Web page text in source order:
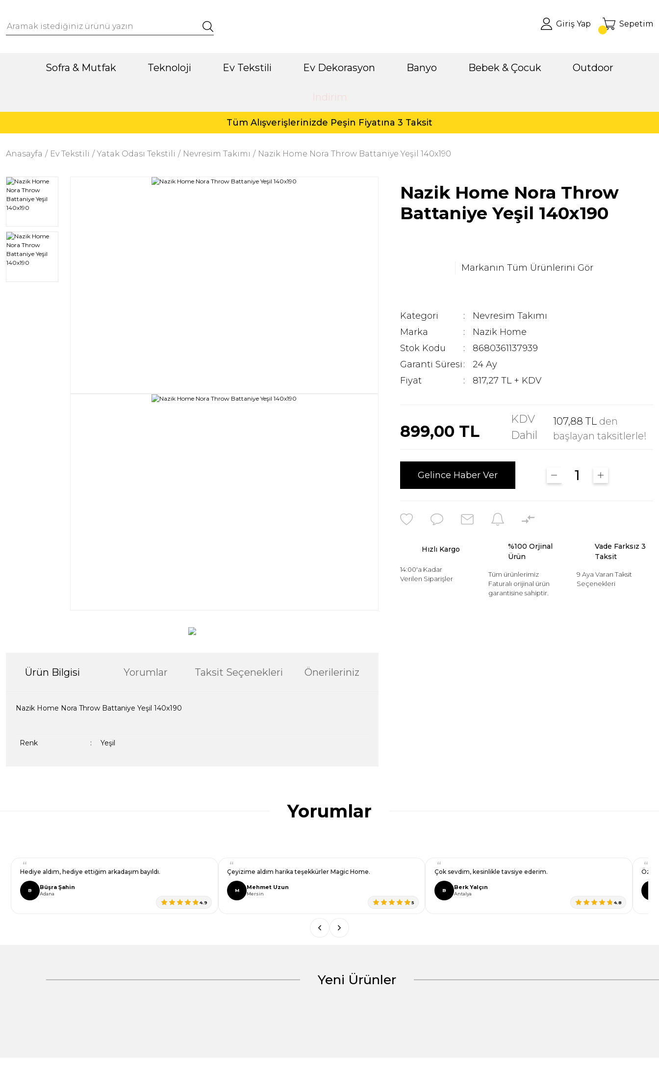
Giriş Yap Sepetim
Sofra & Mutfak Teknoloji Ev Tekstili Ev Dekorasyon Banyo Bebek & Çocuk Outdoor
Tüm Alışverişlerinizde Peşin Fiyatına 3 Taksit
Anasayfa Ev Tekstili Yatak Odası Tekstili Nevresim Takımı Nazik Home Nora Throw Battaniye Yeşil 140x190
Ürün Bilgisi Yorumlar Taksit Seçenekleri Önerileriniz
Nazik Home Nora Throw Battaniye Yeşil 140x190
Renk : Yeşil
Bu ürüne benzer farklı alternatifler olmalı.
Nazik Home Nora Throw
Battaniye Yeşil 140x190
Markanın Tüm Ürünlerini Gör
Kategori
Nevresim Takımı
Marka
Nazik Home
Stok Kodu
8680361137939
Garanti Süresi
24 Ay
Fiyat
817,27 TL + KDV
899,00 TL
KDV
Dahil
107,88 TL den
başlayan taksitlerle!
Gelince Haber Ver
Hızlı Kargo
14:00'a Kadar
Verilen Siparişler
%100 Orjinal
Ürün
Tüm ürünlerimiz
Faturalı orijinal ürün
garantisine sahiptir.
Vade Farksız 3
Taksit
9 Aya Varan Taksit
Seçenekleri
Yorumlar
Hediye aldım, hediye ettiğim arkadaşım bayıldı.
B Büşra Şahin
Adana
4.9
Çeyizime aldım harika teşekkürler Magic Home.
M Mehmet Uzun
Mersin
5
Çok sevdim, kesinlikle tavsiye ederim.
B Berk Yalçın
Antalya
4.8
Yeni Ürünler